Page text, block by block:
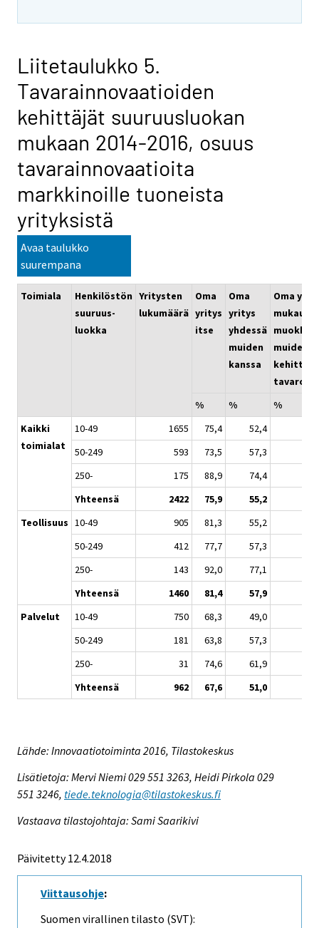
Liitetaulukko 5.
Tavarainnovaatioiden
kehittäjät suuruusluokan
mukaan 2014-2016, osuus
tavarainnovaatioita
markkinoille tuoneista
yrityksistä
Avaa taulukko
suurempana
Toimiala
Henkilöstön
suuruus-
luokka
Yritysten
lukumäärä
Oma
yritys
itse
Oma
yritys
yhdessä
muiden
kanssa
Oma
muiden
tavaroita
%
%
%
Kaikki
toimialat
10-49 1655 75,4
52,4
50-249
593 73,5
57,3
250-
175 88,9
74,4
Yhteensä
2422 75,9
55,2
Teollisuus 10-49 905 81,3
55,2
50-249
412 77,7
57,3
250-
143 92,0
77,1
Yhteensä
1460 81,4
57,9
Palvelut
10-49 750 68,3
49,0
50-249
181 63,8
57,3
250-
31 74,6
61,9
Yhteensä
962 67,6 51,0
Lähde: Innovaatiotoiminta 2016, Tilastokeskus
Lisätietoja: Mervi Niemi 029 551 3263, Heidi Pirkola 029
551 3246, tiede.teknologia@tilastokeskus.fi
Vastaava tilastojohtaja: Sami Saarikivi
Päivitetty 12.4.2018
Viittausohje:
Suomen virallinen tilasto (SVT):